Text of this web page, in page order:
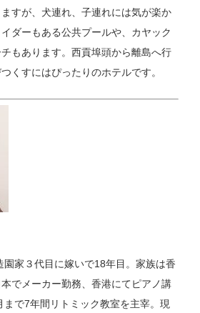
すが、犬連れ、子連れには気が楽か
ダーもある公共プールや、カヤック
もあります。西貢埠頭から離島へ行
くすにはぴったりのホテルです。
園家３代目に嫁いで18年目。家族は香
でメーカー勤務、香港にてピアノ講
で7年間リトミック教室を主宰。現